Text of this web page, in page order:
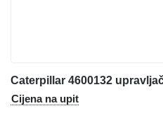
Cijena na upit